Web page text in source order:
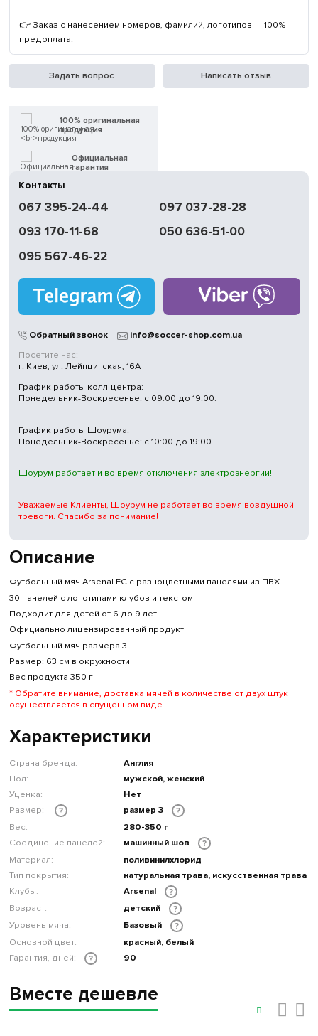
👉 Заказ с нанесением номеров, фамилий, логотипов — 100%
предоплата.
Задать вопрос Написать отзыв
100% оригинальная
продукция
Официальная
гарантия
доставка
Обмен | Возвращение
без выходных
в Киеве
Описание
Футбольный мяч Arsenal FC с разноцветными панелями из ПВХ
30 панелей с логотипами клубов и текстом
Подходит для детей от 6 до 9 лет
Официально лицензированный продукт
Футбольный мяч размера 3
Размер: 63 см в окружности
Вес продукта 350 г
* Обратите внимание, доставка мячей в количестве от двух штук
осуществляется в спущенном виде.
Характеристики
Страна бренда:
Англия
Пол:
мужской, женский
Уценка:
Нет
Размер:
? размер 3
?
Вес:
280-350 г
Соединение панелей:
машинный шов
?
Материал:
поливинилхлорид
Тип покрытия:
натуральная трава, искусственная трава
Клубы:
Arsenal
?
Возраст:
детский
?
Уровень мяча:
Базовый
?
Основной цвет:
красный, белый
Гарантия, дней:
? 90
Контакты
067 395-24-44
097 037-28-28
093 170-11-68
050 636-51-00
095 567-46-22
Обратный звонок
info@soccer-shop.com.ua
Посетите нас:
г. Киев, ул. Лейпцигская, 16А
График работы колл-центра:
Понедельник-Воскресенье: с 09:00 до 19:00.
График работы Шоурума:
Понедельник-Воскресенье: с 10:00 до 19:00.
Шоурум работает и во время отключения электроэнергии!
Уважаемые Клиенты, Шоурум не работает во время воздушной
тревоги. Спасибо за понимание!
Вместе дешевле